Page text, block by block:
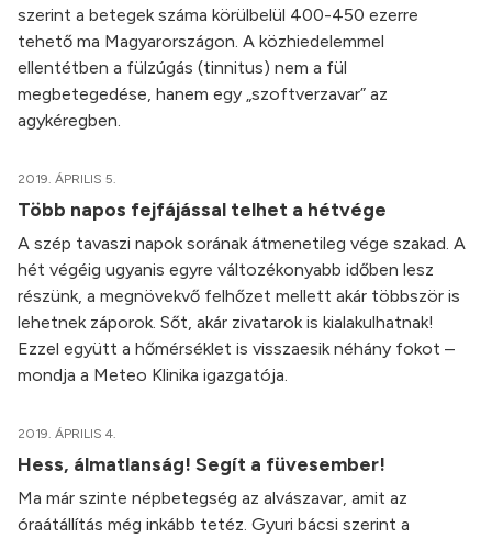
szerint a betegek száma körülbelül 400-450 ezerre
tehető ma Magyarországon. A közhiedelemmel
ellentétben a fülzúgás (tinnitus) nem a fül
megbetegedése, hanem egy „szoftverzavar” az
agykéregben.
2019. ÁPRILIS 5.
Több napos fejfájással telhet a hétvége
A szép tavaszi napok sorának átmenetileg vége szakad. A
hét végéig ugyanis egyre változékonyabb időben lesz
részünk, a megnövekvő felhőzet mellett akár többször is
lehetnek záporok. Sőt, akár zivatarok is kialakulhatnak!
Ezzel együtt a hőmérséklet is visszaesik néhány fokot –
mondja a Meteo Klinika igazgatója.
2019. ÁPRILIS 4.
Hess, álmatlanság! Segít a füvesember!
Ma már szinte népbetegség az alvászavar, amit az
óraátállítás még inkább tetéz. Gyuri bácsi szerint a